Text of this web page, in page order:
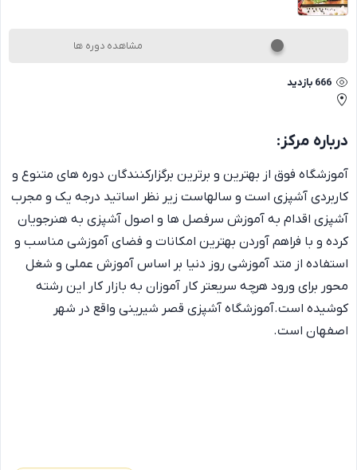
مشاهده دوره ها
666 بازدید
درباره مرکز:
آموزشگاه فوق از بهترین و برترین برگزارکنندگان دوره های متنوع و
کاربردی آشپزی است و سالهاست زیر نظر اساتید درجه یک و مجرب
آشپزی اقدام به آموزش سرفصل ها و اصول آشپزی به هنرجویان
کرده و با فراهم آوردن بهترین امکانات و فضای آموزشی مناسب و
استفاده از متد آموزشی روز دنیا بر اساس آموزش عملی و شغل
محور برای ورود هرچه سریعتر کار آموزان به بازار کار این رشته
کوشیده است.آموزشگاه آشپزی قصر شیرینی واقع در شهر
اصفهان است.